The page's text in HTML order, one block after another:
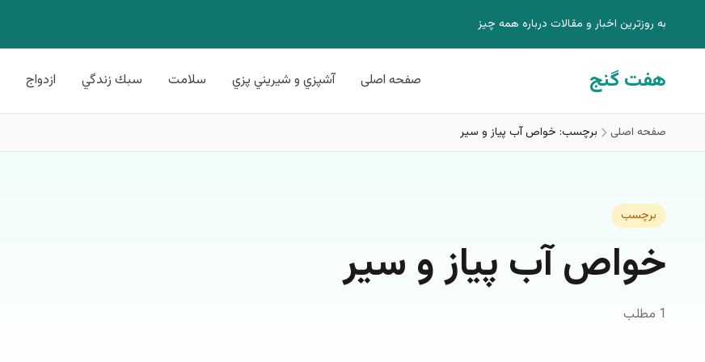
به روزترين اخبار و مقالات درباره همه چيز
هفت گنج صفحه اصلی آشپزي و شيريني پزي سلامت سبك زندگي ازدواج
صفحه اصلی برچسب: خواص آب پیاز و سیر
برچسب
خواص آب پیاز و سیر
1 مطلب